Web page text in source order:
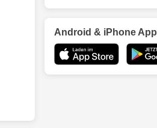
Android & iPhone App